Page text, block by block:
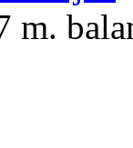
m.